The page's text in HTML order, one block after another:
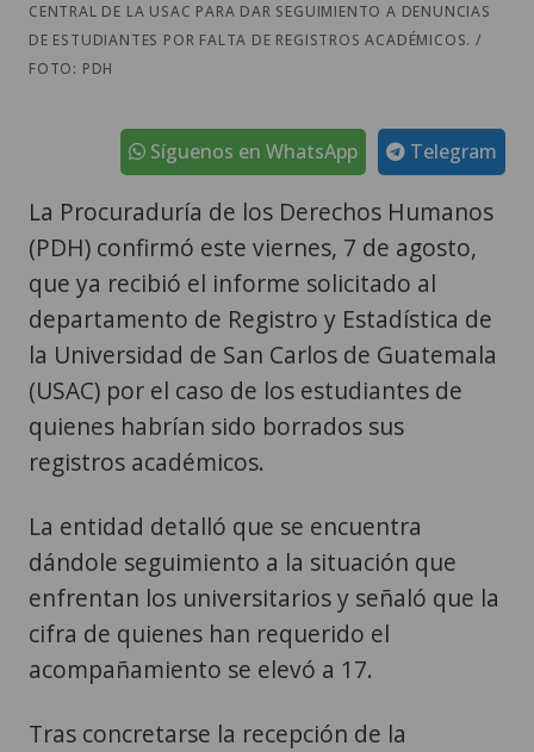
CENTRAL DE LA USAC PARA DAR SEGUIMIENTO A DENUNCIAS
DE ESTUDIANTES POR FALTA DE REGISTROS ACADÉMICOS. /
FOTO: PDH
Telegram
Síguenos en WhatsApp
La Procuraduría de los Derechos Humanos
(PDH) confirmó este viernes, 7 de agosto,
que ya recibió el informe solicitado al
departamento de Registro y Estadística de
la Universidad de San Carlos de Guatemala
(USAC) por el caso de los estudiantes de
quienes habrían sido borrados sus
registros académicos.
La entidad detalló que se encuentra
dándole seguimiento a la situación que
enfrentan los universitarios y señaló que la
cifra de quienes han requerido el
acompañamiento se elevó a 17.
Tras concretarse la recepción de la